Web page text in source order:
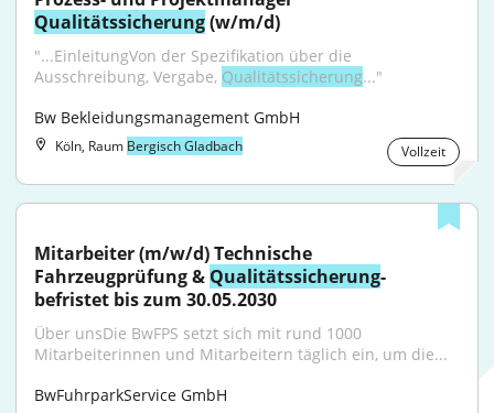
Qualitätssicherung (w/m/d)
"...EinleitungVon der Spezifikation über die
Ausschreibung, Vergabe, Qualitätssicherung..."
Bw Bekleidungsmanagement GmbH
Köln, Raum Bergisch Gladbach Vollzeit
Mitarbeiter (m/w/d) Technische
Fahrzeugprüfung & Qualitätssicherung-
befristet bis zum 30.05.2030
Über unsDie BwFPS setzt sich mit rund 1000
Mitarbeiterinnen und Mitarbeitern täglich ein, um die...
BwFuhrparkService GmbH